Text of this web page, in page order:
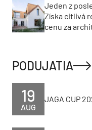
Jeden z
Získa citlivá
cenu za
PODUJATIA
AUG
19 JAGA CUP